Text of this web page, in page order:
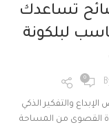
صغيرة | 5 نصائح تساعدك
لبلكونة
0
والتفكير الذكي
القصوى من المساحة